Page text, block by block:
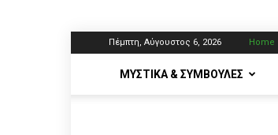
Πέμπτη, Αύγουστος 6, 2026 Home
ΜΥΣΤΙΚΆ & ΣΥΜΒΟΥΛΈΣ